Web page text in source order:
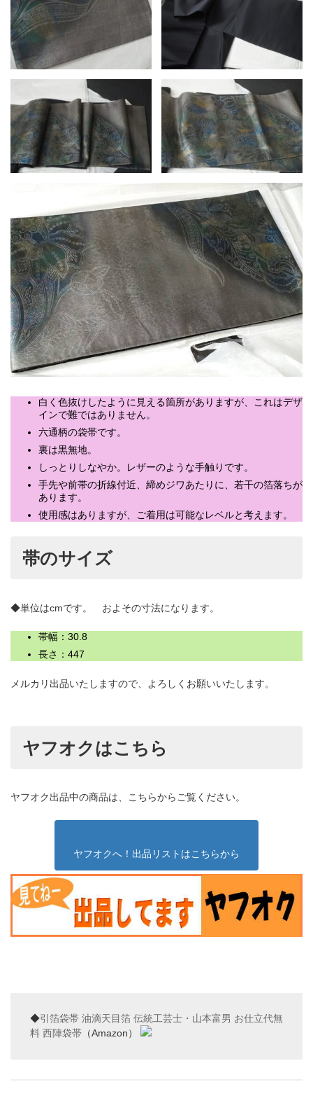
白く色抜けしたように見える箇所がありますが、これはデザ
インで難ではありません。
六通柄の袋帯です。
裏は黒無地。
しっとりしなやか。レザーのような手触りです。
手先や前帯の折線付近、締めジワあたりに、若干の箔落ちが
あります。
使用感はありますが、ご着用は可能なレベルと考えます。
帯のサイズ
◆単位はcmです。 およその寸法になります。
帯幅：30.8
長さ：447
メルカリ出品いたしますので、よろしくお願いいたします。
ヤフオクはこちら
ヤフオク出品中の商品は、こちらからご覧ください。
ヤフオクへ！出品リストはこちらから
◆引箔袋帯 油滴天目箔 伝統工芸士・山本富男 お仕立代無
料 西陣袋帯 （Amazon）